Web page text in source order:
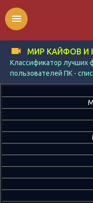
МИР КАЙФОВ И
Классификатор лучших
пользователей ПК -
menu